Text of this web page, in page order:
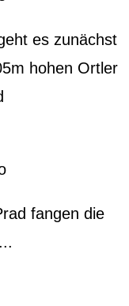
es zunächst
hohen Ortler
fangen die